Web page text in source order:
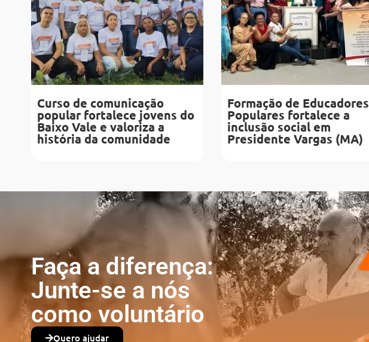
Curso de comunicação
popular fortalece jovens do
Baixo Vale e valoriza a
história da comunidade
Formação de Educadores
Populares fortalece a
inclusão social em
Presidente Vargas (MA)
Faça a diferença:
Junte-se a nós
como voluntário
Quero ajudar